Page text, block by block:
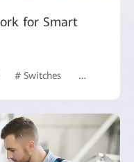
for Smart
# Switches # WLAN